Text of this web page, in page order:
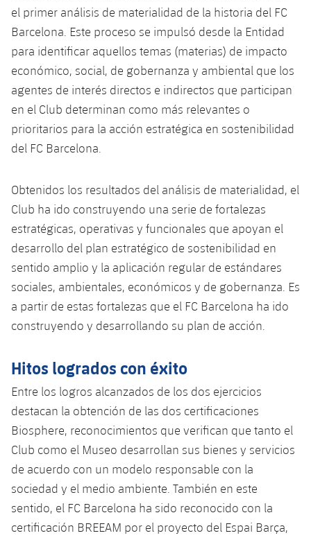
Clasificaciones
Fotos
Voleibol femenino
Carnet de las Secciones Amateurs
League of Legends
VALORANT Rising
VALORANT Game Changers
eFootball
el primer análisis de materialidad de la historia del FC
Barcelona. Este proceso se impulsó desde la Entidad
para identificar aquellos temas (materias) de impacto
económico, social, de gobernanza y ambiental que los
agentes de interés directos e indirectos que participan
en el Club determinan como más relevantes o
prioritarios para la acción estratégica en sostenibilidad
del FC Barcelona.
Obtenidos los resultados del análisis de materialidad, el
Club ha ido construyendo una serie de fortalezas
estratégicas, operativas y funcionales que apoyan el
desarrollo del plan estratégico de sostenibilidad en
sentido amplio y la aplicación regular de estándares
sociales, ambientales, económicos y de gobernanza. Es
a partir de estas fortalezas que el FC Barcelona ha ido
construyendo y desarrollando su plan de acción.
Hitos logrados con éxito
Entre los logros alcanzados de los dos ejercicios
destacan la obtención de las dos certificaciones
Biosphere, reconocimientos que verifican que tanto el
Club como el Museo desarrollan sus bienes y servicios
de acuerdo con un modelo responsable con la
sociedad y el medio ambiente. También en este
sentido, el FC Barcelona ha sido reconocido con la
certificación BREEAM por el proyecto del Espai Barça,